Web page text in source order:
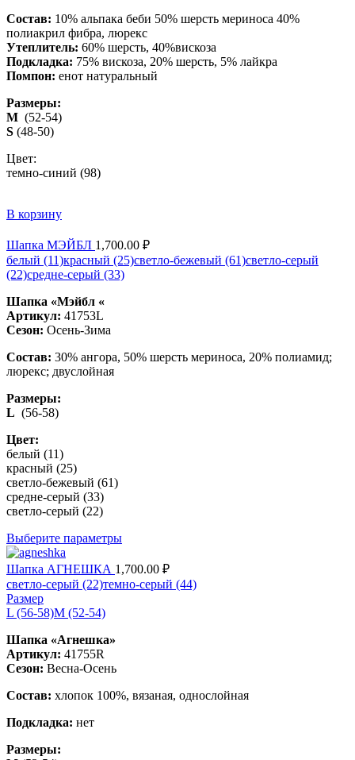
Состав: 10% альпака беби 50% шерсть мериноса 40%
полиакрил фибра, люрекс
Утеплитель: 60% шерсть, 40%вискоза
Подкладка: 75% вискоза, 20% шерсть, 5% лайкра
Помпон: енот натуральный
Размеры:
M (52-54)
S (48-50)
Цвет:
темно-синий (98)
В корзину
Шапка МЭЙБЛ 1,700.00 ₽
белый (11)красный (25)светло-бежевый (61)светло-серый
(22)средне-серый (33)
Шапка «Мэйбл «
Артикул: 41753L
Сезон: Осень-Зима
Состав: 30% ангора, 50% шерсть мериноса, 20% полиамид;
люрекс; двуслойная
Размеры:
L (56-58)
Цвет:
белый (11)
красный (25)
светло-бежевый (61)
средне-серый (33)
светло-серый (22)
Выберите параметры
Шапка АГНЕШКА 1,700.00 ₽
светло-серый (22)темно-серый (44)
Размер
L (56-58)M (52-54)
Шапка «Агнешка»
Артикул: 41755R
Сезон: Весна-Осень
Состав: хлопок 100%, вязаная, однослойная
Подкладка: нет
Размеры: